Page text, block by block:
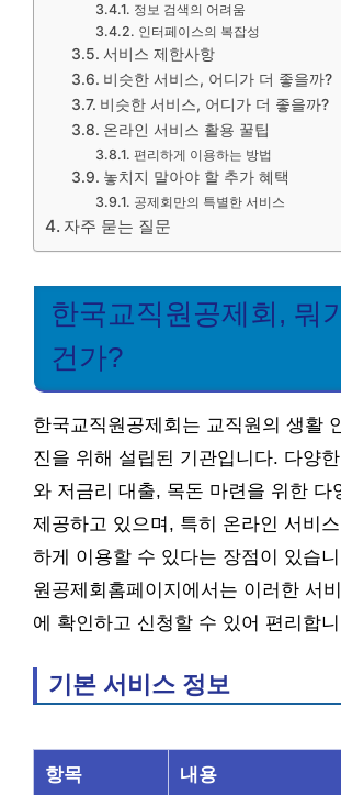
정보 검색의 어려움
인터페이스의 복잡성
서비스 제한사항
비슷한 서비스, 어디가 더 좋을까?
비슷한 서비스, 어디가 더 좋을까?
온라인 서비스 활용 꿀팁
편리하게 이용하는 방법
놓치지 말아야 할 추가 혜택
공제회만의 특별한 서비스
자주 묻는 질문
한국교직원공제회, 뭐
건가?
한국교직원공제회는 교직원의 생활
진을 위해 설립된 기관입니다. 다양
와 저금리 대출, 목돈 마련을 위한 다
제공하고 있으며, 특히 온라인 서비
하게 이용할 수 있다는 장점이 있습
원공제회홈페이지에서는 이러한 서
에 확인하고 신청할 수 있어 편리합
기본 서비스 정보
항목 내용